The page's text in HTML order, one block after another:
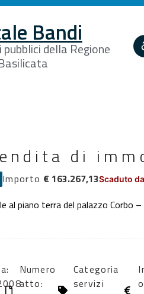
Bandi
della Regione
di
Importo € 163.267,13Scaduto
al piano terra del palazzo Corbo
Numero
atto:
Categoria
servizi